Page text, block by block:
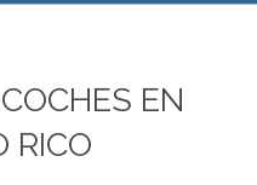
EN
RICO